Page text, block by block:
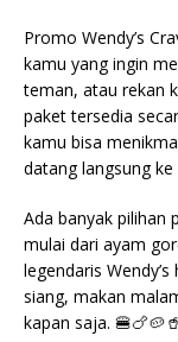
Promo Wendy’s
kamu yang ingin
teman, atau rekan
paket tersedia
kamu bisa
datang langsung
Ada banyak pilihan
mulai dari ayam
legendaris
siang, makan
kapan saja. 🍔🍗🥔🥤